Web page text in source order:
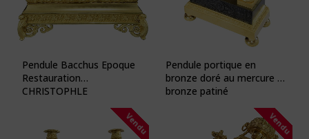
Pendule Bacchus Epoque
Restauration
CHRISTOPHLE
Pendule portique en
bronze doré au mercure et
bronze patiné
Vendu Vendu